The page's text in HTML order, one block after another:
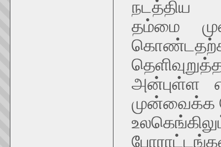
நடத்திய
தம்மை
அன்புள்ள
முன்வைக்க